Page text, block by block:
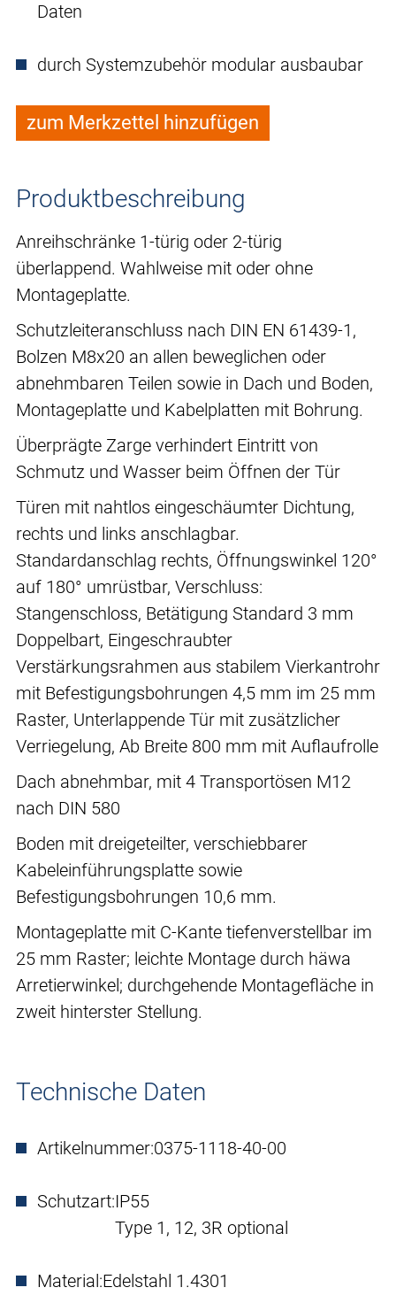
Daten
durch Systemzubehör modular ausbaubar
zum Merkzettel hinzufügen
Produktbeschreibung
Anreihschränke 1-türig oder 2-türig
überlappend. Wahlweise mit oder ohne
Montageplatte.
Schutzleiteranschluss nach DIN EN 61439-1,
Bolzen M8x20 an allen beweglichen oder
abnehmbaren Teilen sowie in Dach und Boden,
Montageplatte und Kabelplatten mit Bohrung.
Überprägte Zarge verhindert Eintritt von
Schmutz und Wasser beim Öffnen der Tür
Türen mit nahtlos eingeschäumter Dichtung,
rechts und links anschlagbar.
Standardanschlag rechts, Öffnungswinkel 120°
auf 180° umrüstbar, Verschluss:
Stangenschloss, Betätigung Standard 3 mm
Doppelbart, Eingeschraubter
Verstärkungsrahmen aus stabilem Vierkantrohr
mit Befestigungsbohrungen 4,5 mm im 25 mm
Raster, Unterlappende Tür mit zusätzlicher
Verriegelung, Ab Breite 800 mm mit Auflaufrolle
Dach abnehmbar, mit 4 Transportösen M12
nach DIN 580
Boden mit dreigeteilter, verschiebbarer
Kabeleinführungsplatte sowie
Befestigungsbohrungen 10,6 mm.
Montageplatte mit C-Kante tiefenverstellbar im
25 mm Raster; leichte Montage durch häwa
Arretierwinkel; durchgehende Montagefläche in
zweit hinterster Stellung.
Technische Daten
Artikelnummer:0375-1118-40-00
Schutzart:IP55
Type 1, 12, 3R optional
Material:Edelstahl 1.4301